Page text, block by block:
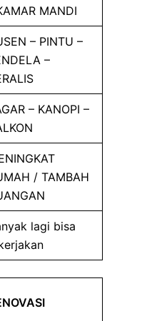
MANDI
– PINTU –
–
– KANOPI –
/ TAMBAH
lagi bisa